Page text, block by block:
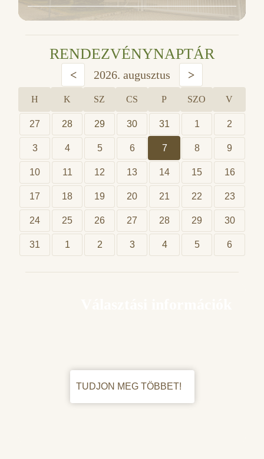
RENDEZVÉNYNAPTÁR
< 2026. augusztus >
H K SZ CS P SZO V
27 28 29 30 31 1 2
3 4 5 6 7 8 9
10 11 12 13 14 15 16
17 18 19 20 21 22 23
24 25 26 27 28 29 30
31 1 2 3 4 5 6
TUDJON MEG TÖBBET!